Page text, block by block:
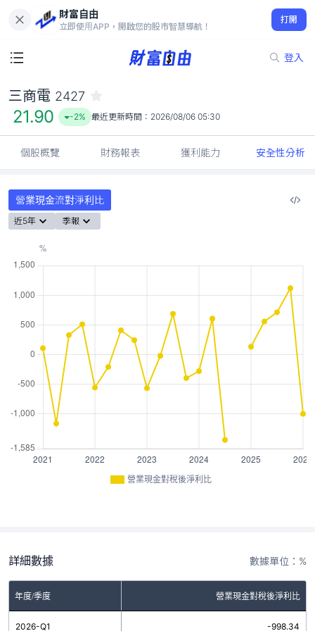
財富自由
立即使用APP，開啟您的股市智慧導航！
打開
登入
21.90
-2%
三商電 2427
21.90 -2% 最近更新時間： 2026/08/06 05:30
個股概覽 財務報表 獲利能力 安全性分析
營業現金流對淨利比
近5年 季報
營業現金對稅後淨利比
詳細數據 數據單位：%
年度/季度 營業現金對稅後淨利比
2026-Q1 -998.34